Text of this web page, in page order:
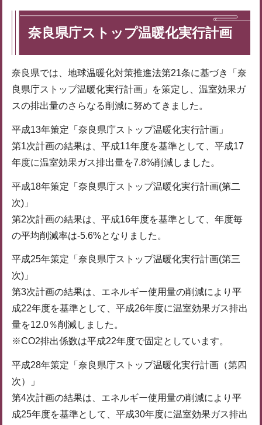
奈良県庁ストップ温暖化実行計画
奈良県では、地球温暖化対策推進法第21条に基づき「奈
良県庁ストップ温暖化実行計画」を策定し、温室効果ガ
スの排出量のさらなる削減に努めてきました。
平成13年策定「奈良県庁ストップ温暖化実行計画」
第1次計画の結果は、平成11年度を基準として、平成17
年度に温室効果ガス排出量を7.8%削減しました。
平成18年策定「奈良県庁ストップ温暖化実行計画(第二
次)」
第2次計画の結果は、平成16年度を基準として、年度毎
の平均削減率は-5.6%となりました。
平成25年策定「奈良県庁ストップ温暖化実行計画(第三
次)」
第3次計画の結果は、エネルギー使用量の削減により平
成22年度を基準として、平成26年度に温室効果ガス排出
量を12.0％削減しました。
※CO2排出係数は平成22年度で固定としています。
平成28年策定「奈良県庁ストップ温暖化実行計画（第四
次）」
第4次計画の結果は、エネルギー使用量の削減により平
成25年度を基準として、平成30年度に温室効果ガス排出